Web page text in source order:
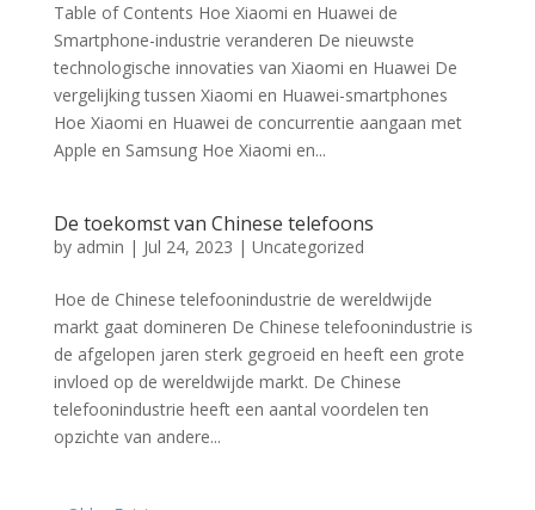
Table of Contents Hoe Xiaomi en Huawei de
Smartphone-industrie veranderen De nieuwste
technologische innovaties van Xiaomi en Huawei De
vergelijking tussen Xiaomi en Huawei-smartphones
Hoe Xiaomi en Huawei de concurrentie aangaan met
Apple en Samsung Hoe Xiaomi en...
De toekomst van Chinese telefoons
by admin | Jul 24, 2023 | Uncategorized
Hoe de Chinese telefoonindustrie de wereldwijde
markt gaat domineren De Chinese telefoonindustrie is
de afgelopen jaren sterk gegroeid en heeft een grote
invloed op de wereldwijde markt. De Chinese
telefoonindustrie heeft een aantal voordelen ten
opzichte van andere...